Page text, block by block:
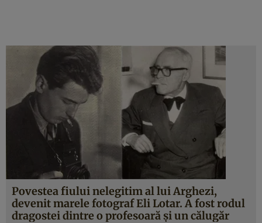
Povestea fiului nelegitim al lui Arghezi,
devenit marele fotograf Eli Lotar. A fost rodul
dragostei dintre o profesoară şi un călugăr